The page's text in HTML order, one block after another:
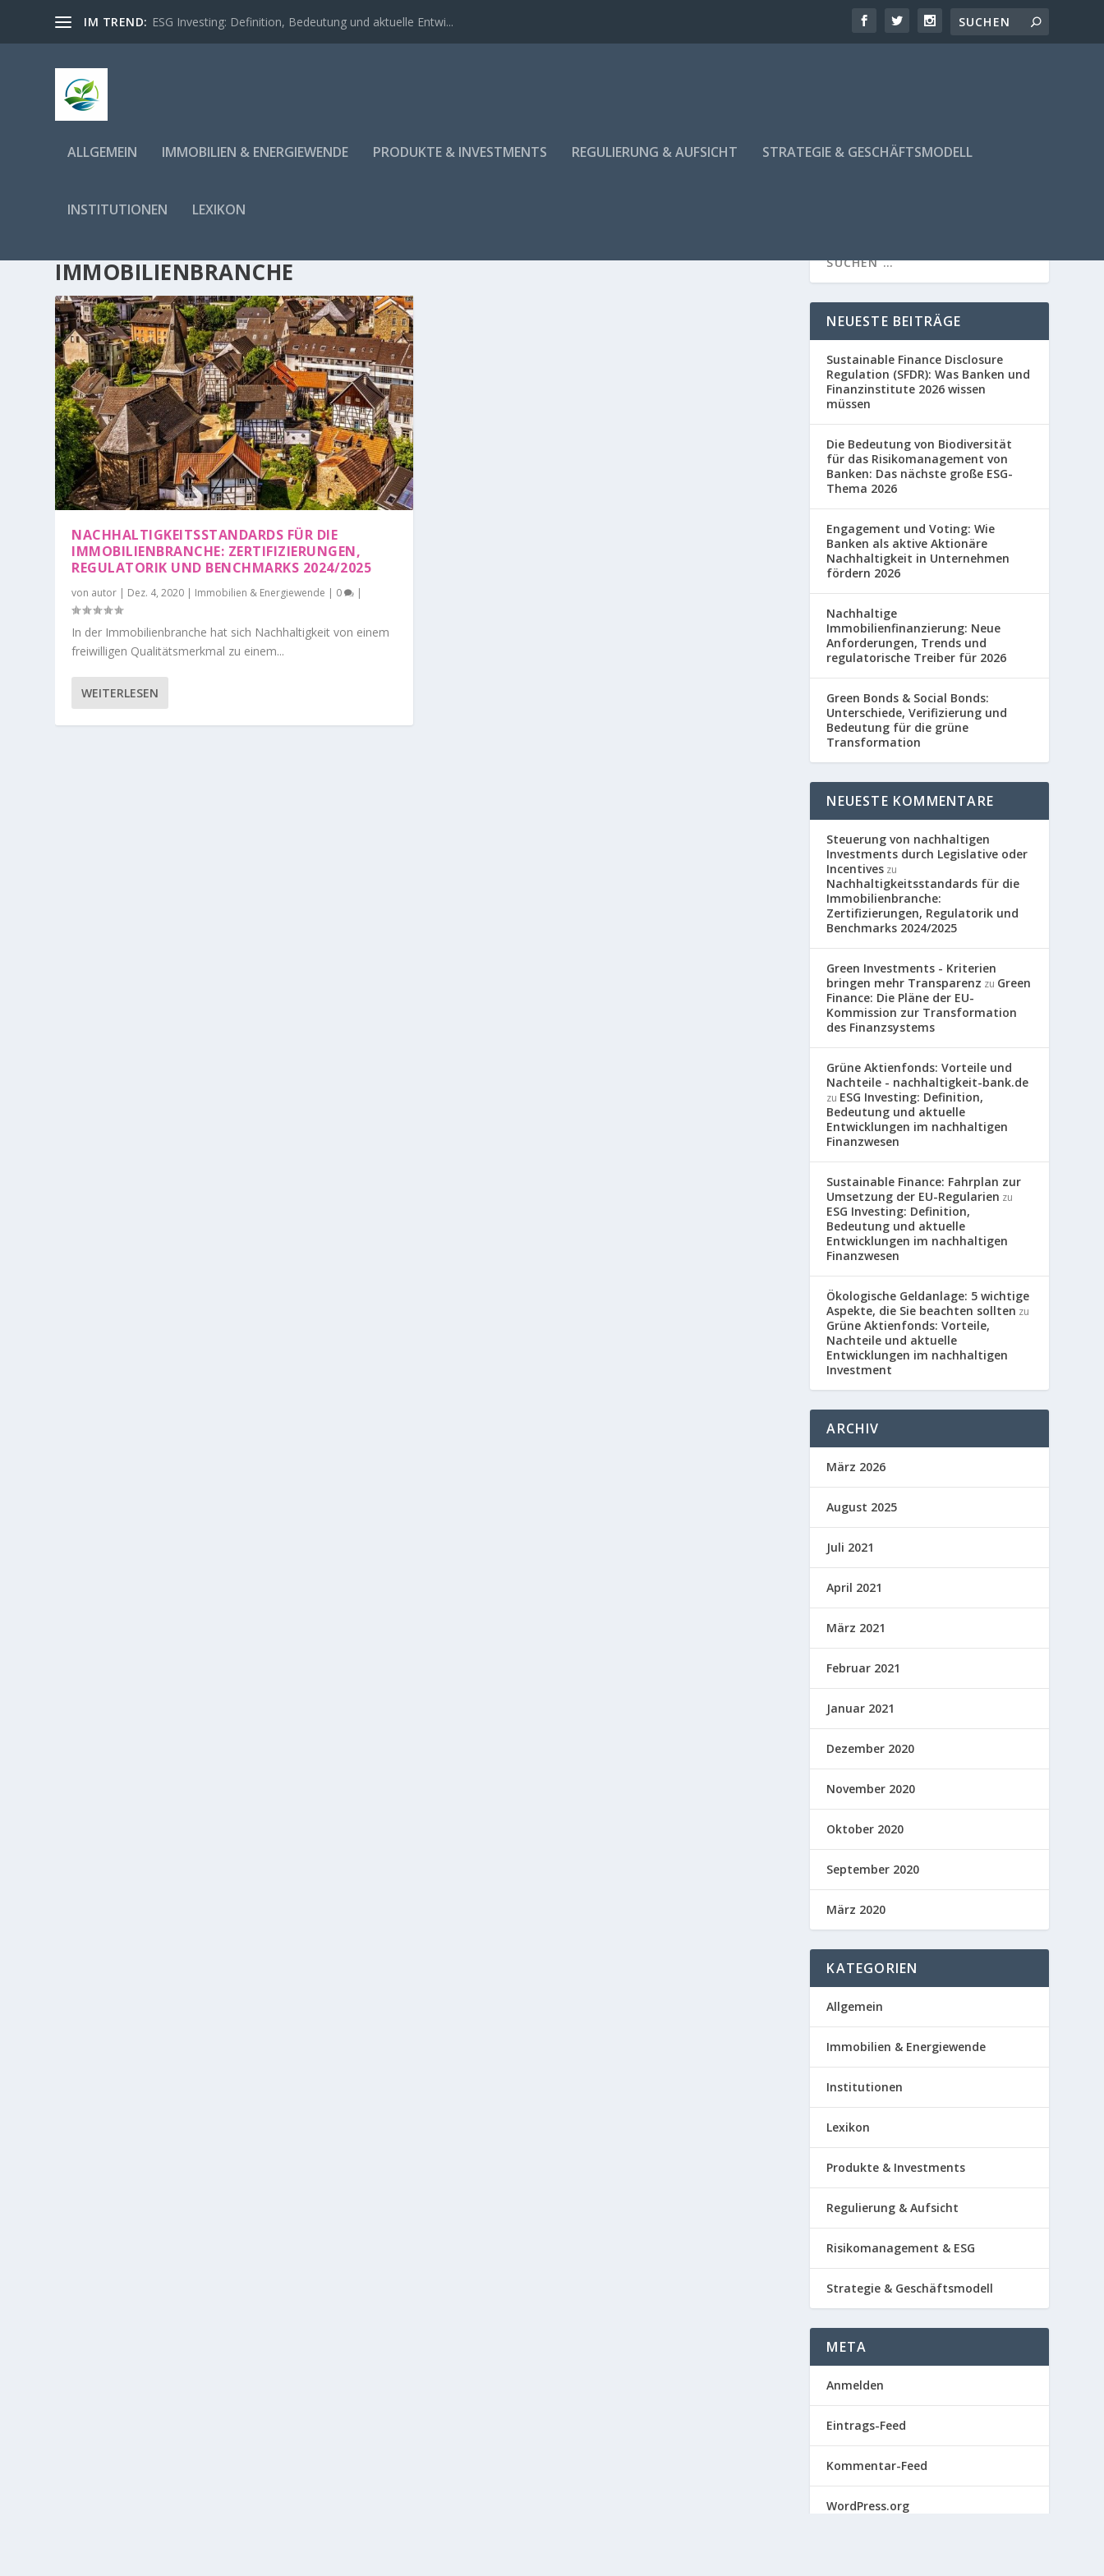
IM TREND: ESG Investing: Definition, Bedeutung und aktuelle Entwi...
ALLGEMEIN IMMOBILIEN & ENERGIEWENDE PRODUKTE & INVESTMENTS REGULIERUNG & AUFSICHT STRATEGIE & GESCHÄFTSMODELL
INSTITUTIONEN LEXIKON
IMMOBILIENBRANCHE
NACHHALTIGKEITSSTANDARDS FÜR DIE
IMMOBILIENBRANCHE: ZERTIFIZIERUNGEN,
REGULATORIK UND BENCHMARKS 2024/2025
von autor | Dez. 4, 2020 | Immobilien & Energiewende | 0 |
In der Immobilienbranche hat sich Nachhaltigkeit von einem
freiwilligen Qualitätsmerkmal zu einem...
WEITERLESEN
NEUESTE BEITRÄGE
Sustainable Finance Disclosure
Regulation (SFDR): Was Banken und
Finanzinstitute 2026 wissen
müssen
Die Bedeutung von Biodiversität
für das Risikomanagement von
Banken: Das nächste große ESG-
Thema 2026
Engagement und Voting: Wie
Banken als aktive Aktionäre
Nachhaltigkeit in Unternehmen
fördern 2026
Nachhaltige
Immobilienfinanzierung: Neue
Anforderungen, Trends und
regulatorische Treiber für 2026
Green Bonds & Social Bonds:
Unterschiede, Verifizierung und
Bedeutung für die grüne
Transformation
NEUESTE KOMMENTARE
Steuerung von nachhaltigen
Investments durch Legislative oder
Incentives zu
Nachhaltigkeitsstandards für die
Immobilienbranche:
Zertifizierungen, Regulatorik und
Benchmarks 2024/2025
Green Investments - Kriterien
bringen mehr Transparenz zu Green
Finance: Die Pläne der EU-
Kommission zur Transformation
des Finanzsystems
Grüne Aktienfonds: Vorteile und
Nachteile - nachhaltigkeit-bank.de
zu ESG Investing: Definition,
Bedeutung und aktuelle
Entwicklungen im nachhaltigen
Finanzwesen
Sustainable Finance: Fahrplan zur
Umsetzung der EU-Regularien zu
ESG Investing: Definition,
Bedeutung und aktuelle
Entwicklungen im nachhaltigen
Finanzwesen
Ökologische Geldanlage: 5 wichtige
Aspekte, die Sie beachten sollten zu
Grüne Aktienfonds: Vorteile,
Nachteile und aktuelle
Entwicklungen im nachhaltigen
Investment
ARCHIV
März 2026
August 2025
Juli 2021
April 2021
März 2021
Februar 2021
Januar 2021
Dezember 2020
November 2020
Oktober 2020
September 2020
März 2020
KATEGORIEN
Allgemein
Immobilien & Energiewende
Institutionen
Lexikon
Produkte & Investments
Regulierung & Aufsicht
Risikomanagement & ESG
Strategie & Geschäftsmodell
META
Anmelden
Eintrags-Feed
Kommentar-Feed
WordPress.org